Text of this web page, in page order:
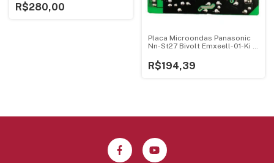
R$280,00
Placa Microondas Panasonic
Nn-St27 Bivolt Emxeell-01-Ki -
R$194,39